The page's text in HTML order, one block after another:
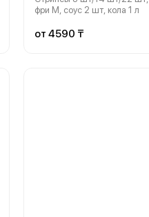
фри М, соус 2 шт, кола 1 л
от 4590 ₸